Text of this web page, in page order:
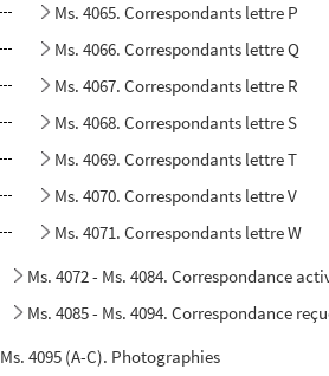
Ms. 4065. Correspondants lettre P
Ms. 4066. Correspondants lettre Q
Ms. 4067. Correspondants lettre R
Ms. 4068. Correspondants lettre S
Ms. 4069. Correspondants lettre T
Ms. 4070. Correspondants lettre V
Ms. 4071. Correspondants lettre W
Ms. 4072 - Ms. 4084. Correspondance
Ms. 4085 - Ms. 4094. Correspondance
Ms. 4095 (A-C). Photographies